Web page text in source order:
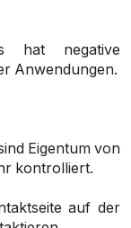
hat negative
Anwendungen.
Eigentum von
kontrolliert.
auf der